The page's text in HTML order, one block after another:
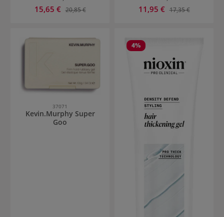
Verkaufspreis:
15,65 € Regulärer Preis:
20,85 €
Verkaufspreis:
11,95 € Regulärer Preis:
17,35 €
37071
Kevin.Murphy Super
Goo
4%